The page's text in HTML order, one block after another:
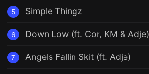
5 Simple Thingz
6 Down Low (ft. Cor, KM & Adje)
7 Angels Fallin Skit (ft. Adje)